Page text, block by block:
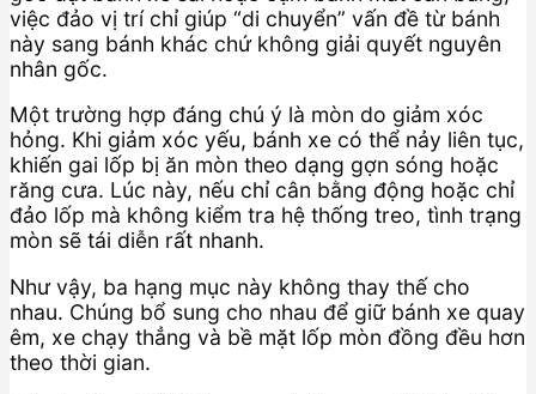
việc đảo vị trí chỉ giúp “di chuyển” vấn đề từ bánh
này sang bánh khác chứ không giải quyết nguyên
nhân gốc.
Một trường hợp đáng chú ý là mòn do giảm xóc
hỏng. Khi giảm xóc yếu, bánh xe có thể nảy liên tục,
khiến gai lốp bị ăn mòn theo dạng gợn sóng hoặc
răng cưa. Lúc này, nếu chỉ cân bằng động hoặc chỉ
đảo lốp mà không kiểm tra hệ thống treo, tình trạng
mòn sẽ tái diễn rất nhanh.
Như vậy, ba hạng mục này không thay thế cho
nhau. Chúng bổ sung cho nhau để giữ bánh xe quay
êm, xe chạy thẳng và bề mặt lốp mòn đồng đều hơn
theo thời gian.